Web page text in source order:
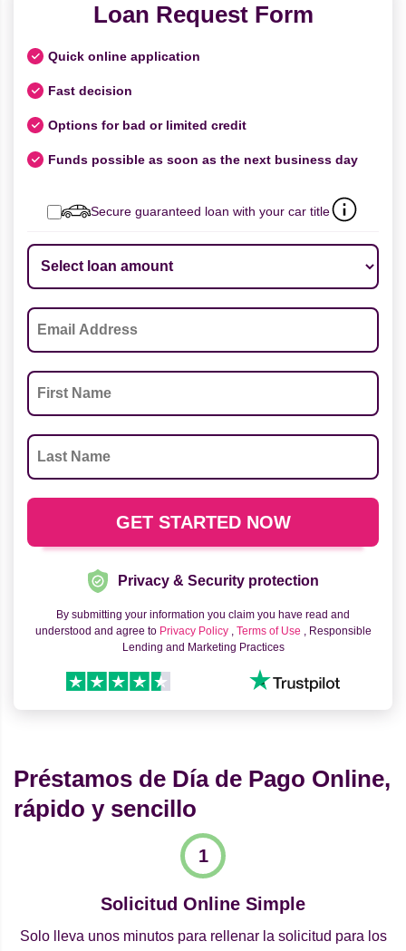
Loan Request Form
Quick online application
Fast decision
Options for bad or limited credit
Funds possible as soon as the next business day
Secure guaranteed loan with your car title
Privacy & Security protection
By submitting your information you claim you have read and
understood and agree to Privacy Policy , Terms of Use , Responsible
Lending and Marketing Practices
Préstamos de Día de Pago Online,
rápido y sencillo
Solicitud Online Simple
Solo lleva unos minutos para rellenar la solicitud para los